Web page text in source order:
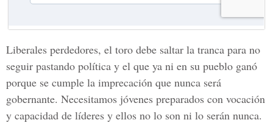
Liberales perdedores, el toro debe saltar la tranca para no
seguir pastando política y el que ya ni en su pueblo ganó
porque se cumple la imprecación que nunca será
gobernante. Necesitamos jóvenes preparados con vocación
y capacidad de líderes y ellos no lo son ni lo serán nunca.